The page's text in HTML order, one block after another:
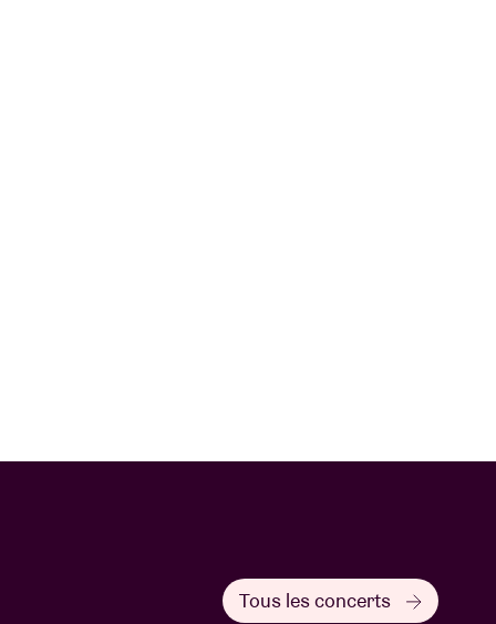
Tous les concerts